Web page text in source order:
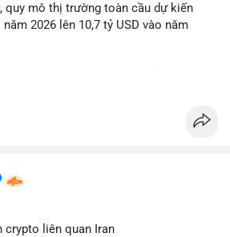
nhỏ lẻ nên quan sát thêm 2-4 giờ sau
tránh hành động theo cảm xúc.
giai đoạn biến động mạnh.
quy mô thị trường toàn cầu dự kiến
2026 lên 10,7 tỷ USD vào năm
lên tới 20,2%.
sự tăng trưởng vượt bậc này? Hãy cùng
crypto liên quan Iran